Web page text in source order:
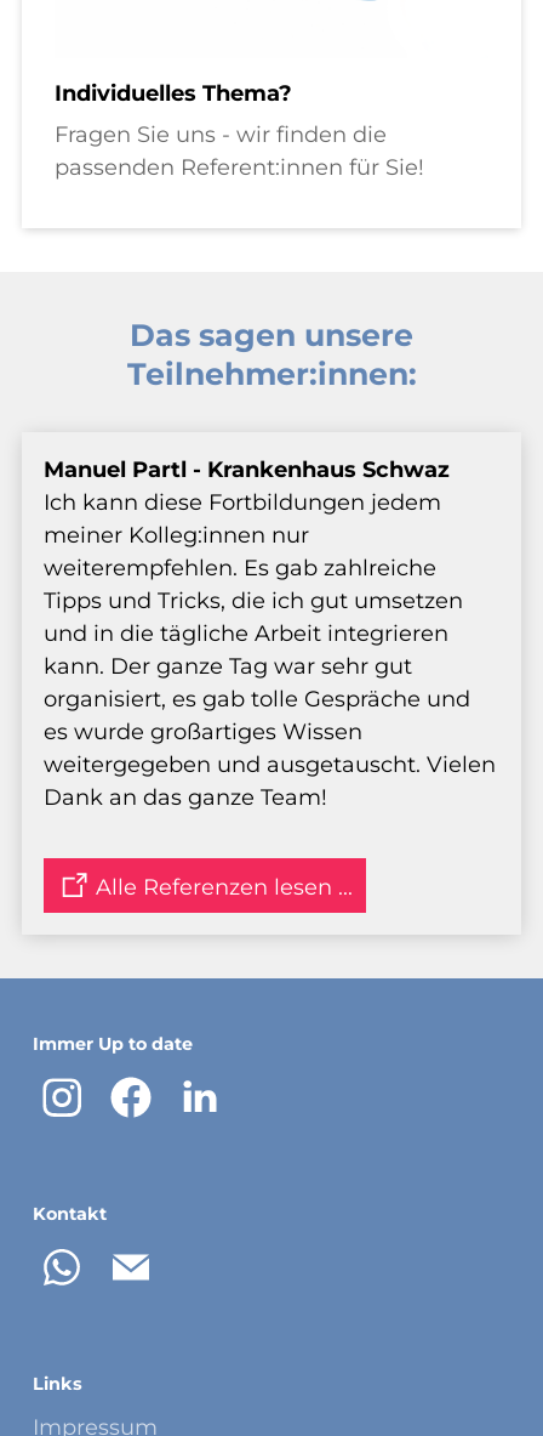
Individuelles Thema?
Fragen Sie uns - wir finden die
passenden Referent:innen für Sie!
Das sagen unsere
Teilnehmer:innen:
Manuel Partl - Krankenhaus Schwaz
Ich kann diese Fortbildungen jedem
meiner Kolleg:innen nur
weiterempfehlen. Es gab zahlreiche
Tipps und Tricks, die ich gut umsetzen
und in die tägliche Arbeit integrieren
kann. Der ganze Tag war sehr gut
organisiert, es gab tolle Gespräche und
es wurde großartiges Wissen
weitergegeben und ausgetauscht. Vielen
Dank an das ganze Team!
Alle Referenzen lesen ...
Immer Up to date
Kontakt
Links
Impressum